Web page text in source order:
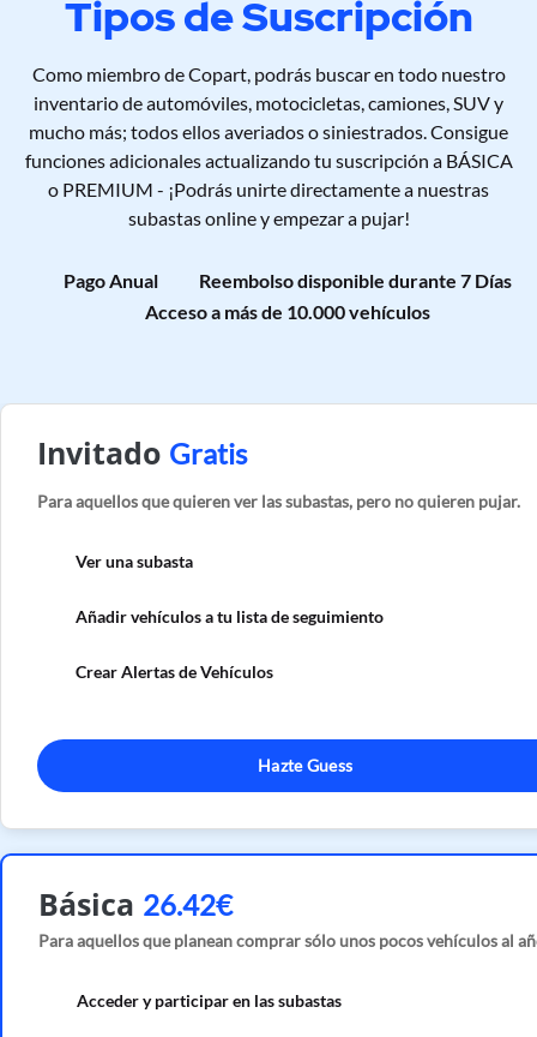
Tipos de Suscripción
Como miembro de Copart, podrás buscar en todo nuestro
inventario de automóviles, motocicletas, camiones, SUV y
mucho más; todos ellos averiados o siniestrados. Consigue
funciones adicionales actualizando tu suscripción a BÁSICA
o PREMIUM - ¡Podrás unirte directamente a nuestras
subastas online y empezar a pujar!
Pago Anual
Reembolso disponible durante 7 Días
Acceso a más de 10.000 vehículos
Invitado Gratis
Para aquellos que quieren ver las subastas, pero no quieren pujar.
Ver una subasta
Añadir vehículos a tu lista de seguimiento
Crear Alertas de Vehículos
Hazte Guess
Básica 26.42€
Para aquellos que planean comprar sólo unos pocos vehículos al
Acceder y participar en las subastas